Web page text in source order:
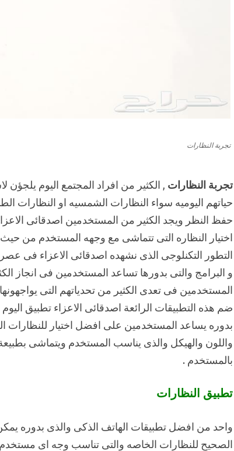
تجربة النظارات
تجربة النظارات , الكثير من افراد المجتمع اليوم يلجؤن
حياتهم اليوميه سواء النظارات الشمسيه او النظارات
حفظ النظر ويجد الكثير من المستخدمين اصدقائى
اختيار النظاره التى تتماشى مع وجهه المستخدم من
التطور التكنلوجى الذى نشهده اصدقائى الاعزاء فى
و البرامج والتى بدورها تساعد المستخدمين فى انجاز
المستخدمين فى تعدى الكثير من تحدياتهم التى
ضم هذه التطبيقات الرائعة اصدقائى الاعزاء تطبيق
بدوره يساعد المستخدمين على افضل اختيار للنظارات
واللون والهيكل والذى يناسب المستخدم ويتماشى
بالمستخدم .
تطبيق النظارات
واحد من افضل تطبيقات الهاتف الذكى والذى بدوره
الصحيح للنظارات الخاصه والتى تناسب وجه اى